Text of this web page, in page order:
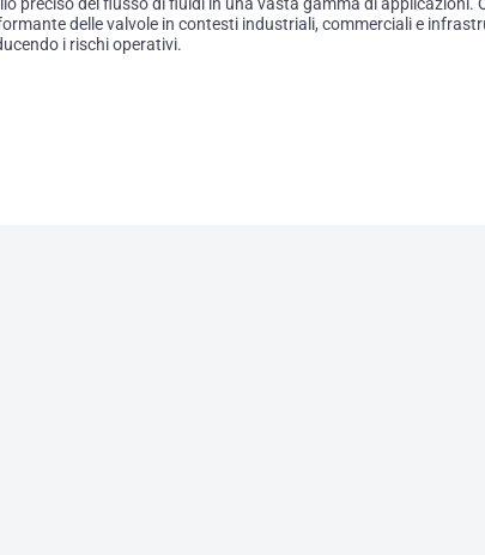
delle valvole in contesti industriali, commerciali e
i rischi operativi.